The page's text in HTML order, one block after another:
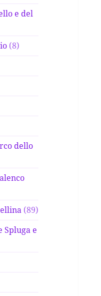
e del
(8)
dello
(89)
Spluga e